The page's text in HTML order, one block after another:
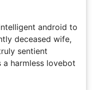
android to
deceased wife,
sentient
harmless lovebot